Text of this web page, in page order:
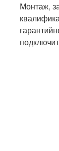
Монтаж,